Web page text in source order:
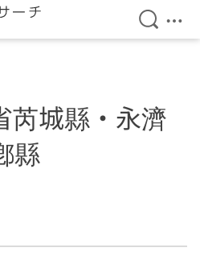
検索を
メ
芮城縣・永濟
縣